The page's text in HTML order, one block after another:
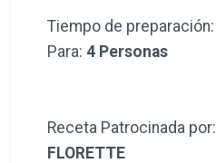
Tiempo de preparación:
Para: 4 Personas
Receta Patrocinada por:
FLORETTE